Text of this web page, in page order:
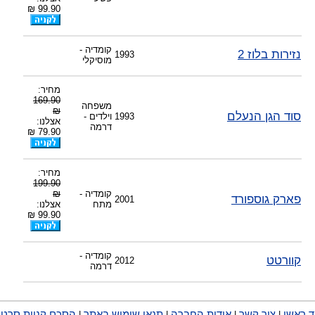
99.90 ₪
נזירות בלוז 2 1993 קומדיה -
מוסיקלי
סוד הגן הנעלם 1993
משפחה
וילדים -
דרמה
מחיר:
169.90
₪
אצלנו:
79.90 ₪
פארק גוספורד 2001
קומדיה -
מתח
מחיר:
199.90
₪
אצלנו:
99.90 ₪
קוורטט 2012 קומדיה -
דרמה